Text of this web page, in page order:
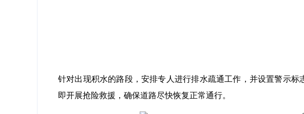
针对出现积水的路段，安排专人进行排水疏通工作，并设置警示
即开展抢险救援，确保道路尽快恢复正常通行。